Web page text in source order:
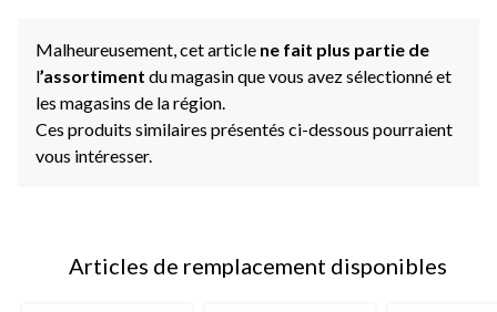
Malheureusement, cet article ne fait plus partie de
l’assortiment du magasin que vous avez sélectionné et
les magasins de la région.
Ces produits similaires présentés ci-dessous pourraient
vous intéresser.
Articles de remplacement disponibles